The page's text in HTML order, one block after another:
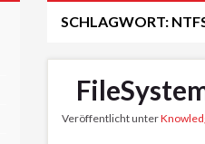
SCHLAGWORT:
Veröffentlicht unter